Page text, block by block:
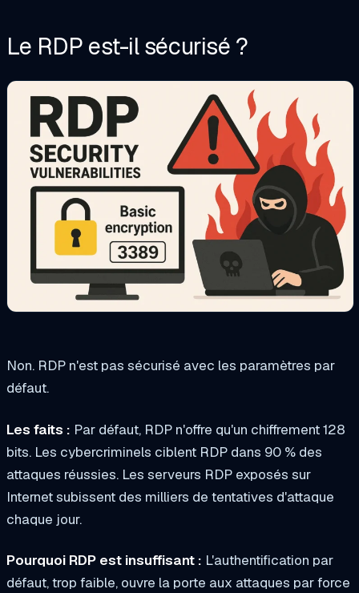
Le RDP est-il sécurisé ?
Non. RDP n'est pas sécurisé avec les paramètres par
défaut.
Les faits : Par défaut, RDP n'offre qu'un chiffrement 128
bits. Les cybercriminels ciblent RDP dans 90 % des
attaques réussies. Les serveurs RDP exposés sur
Internet subissent des milliers de tentatives d'attaque
chaque jour.
Pourquoi RDP est insuffisant : L'authentification par
défaut, trop faible, ouvre la porte aux attaques par force